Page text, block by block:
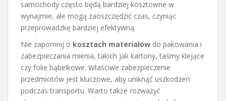
samochody często będą bardziej kosztowne w
wynajmie, ale mogą zaoszczędzić czas, czyniąc
przeprowadzkę bardziej efektywną.
Nie zapomnij o kosztach materiałów do pakowania i
zabezpieczania mienia, takich jak kartony, taśmy klejące
czy folie bąbelkowe. Właściwe zabezpieczenie
przedmiotów jest kluczowe, aby uniknąć uszkodzeń
podczas transportu. Warto także rozważyć